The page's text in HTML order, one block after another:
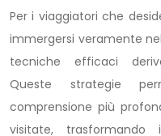
Per i viaggiatori che
immergersi veramente
tecniche efficaci
Queste strategie
comprensione più
visitate, trasformando